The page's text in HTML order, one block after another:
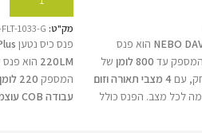
עצמאית לזמן קצר (עד 8
בזק כשצריך הכי מהר שאפשר. אך
NEBO הוא פנס
המספק עד 800 לומן
של
עם
4 מצבי תאורה וזום
לכל מצב. הפנס כולל
מק"ט: 1033-G
פנס כיס נטען
220LM הוא פנס
המספק 220 לומן כפנס עליון
עבודה COB עוצמתית עד 600 לומן